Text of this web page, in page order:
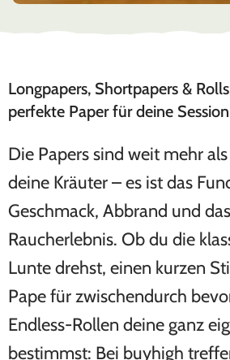
Longpapers, Shortpapers &
perfekte Paper für deine Session
Die Papers sind weit mehr
deine Kräuter – es ist das
Geschmack, Abbrand und
Raucherlebnis. Ob du die
Lunte drehst, einen kurzen
Pape für zwischendurch
Endless-Rollen deine ganz
bestimmst: Bei buyhigh